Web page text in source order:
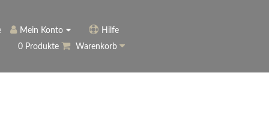
Mein Konto
Anmelden
Hilfe
0 Produkte
Warenkorb